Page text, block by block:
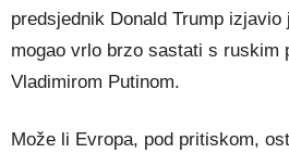
predsjednik Donald Trump
mogao vrlo brzo sastati s ruskim
Vladimirom Putinom.
Može li Evropa, pod pritiskom,